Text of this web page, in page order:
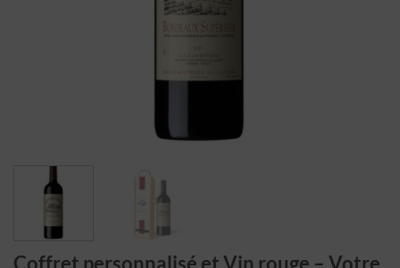
Coffret personnalisé et Vin rouge – Votre